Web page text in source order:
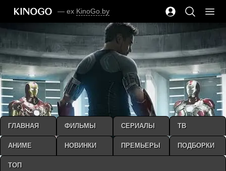
— ex KinoGo.by
ГЛАВНАЯ ФИЛЬМЫ СЕРИАЛЫ ТВ
АНИМЕ НОВИНКИ ПРЕМЬЕРЫ ПОДБОРКИ
ТОП